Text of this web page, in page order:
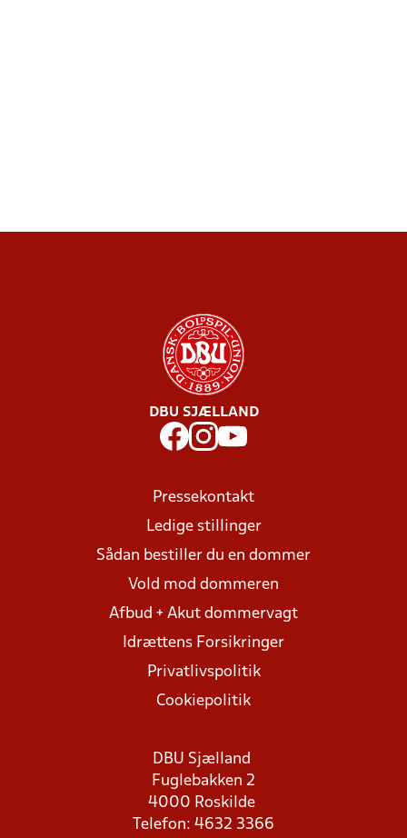
DBU SJÆLLAND
Pressekontakt
Ledige stillinger
Sådan bestiller du en dommer
Vold mod dommeren
Afbud + Akut dommervagt
Idrættens Forsikringer
Privatlivspolitik
Cookiepolitik
DBU Sjælland
Fuglebakken 2
4000 Roskilde
Telefon: 4632 3366